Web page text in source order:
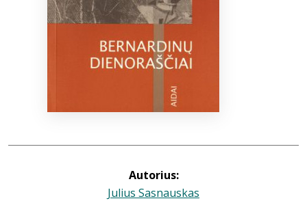
Autorius:
Julius Sasnauskas